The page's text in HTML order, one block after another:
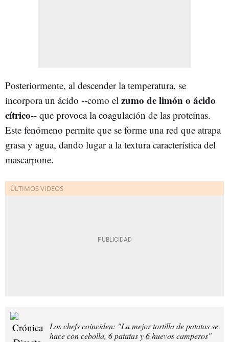
Posteriormente, al descender la temperatura, se
incorpora un ácido --como el zumo de limón o ácido
cítrico-- que provoca la coagulación de las proteínas.
Este fenómeno permite que se forme una red que atrapa
grasa y agua, dando lugar a la textura característica del
mascarpone.
Los chefs coinciden: "La mejor tortilla de patatas se
hace con cebolla, 6 patatas y 6 huevos camperos"